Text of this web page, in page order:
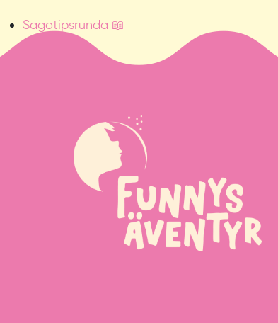
Sagotipsrunda 📖